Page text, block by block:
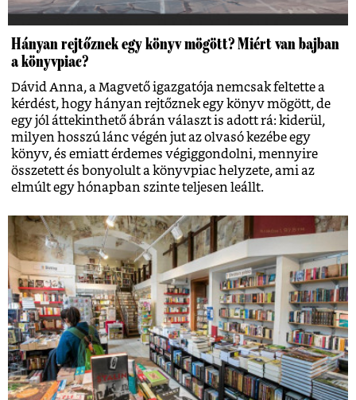
Hányan rejtőznek egy könyv mögött? Miért van bajban
a könyvpiac?
Dávid Anna, a Magvető igazgatója nemcsak feltette a
kérdést, hogy hányan rejtőznek egy könyv mögött, de
egy jól áttekinthető ábrán választ is adott rá: kiderül,
milyen hosszú lánc végén jut az olvasó kezébe egy
könyv, és emiatt érdemes végiggondolni, mennyire
összetett és bonyolult a könyvpiac helyzete, ami az
elmúlt egy hónapban szinte teljesen leállt.